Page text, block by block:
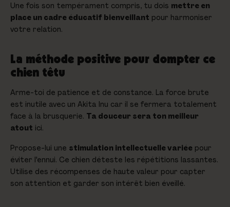
Une fois son tempérament compris, tu dois mettre en
place un cadre éducatif bienveillant pour harmoniser
votre relation.
La méthode positive pour dompter ce
chien têtu
Arme-toi de patience et de constance. La force brute
est inutile avec un Akita Inu car il se fermera totalement
face à la brusquerie. Ta douceur sera ton meilleur
atout ici.
Propose-lui une stimulation intellectuelle variée pour
éviter l'ennui. Ce chien déteste les répétitions lassantes.
Utilise des récompenses de haute valeur pour capter
son attention et garder son intérêt bien éveillé.